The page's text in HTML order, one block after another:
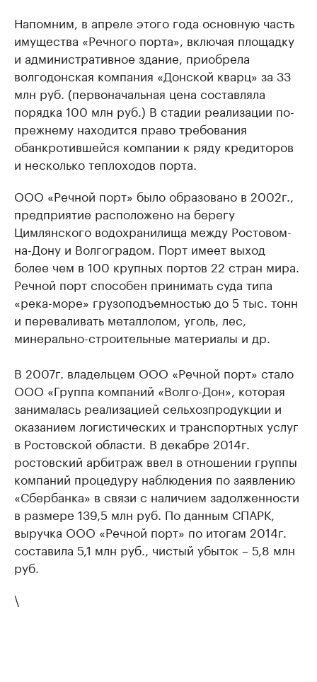
Напомним, в апреле этого года основную часть
имущества «Речного порта», включая площадку
и административное здание, приобрела
волгодонская компания «Донской кварц» за 33
млн руб. (первоначальная цена составляла
порядка 100 млн руб.) В стадии реализации по-
прежнему находится право требования
обанкротившейся компании к ряду кредиторов
и несколько теплоходов порта.
ООО «Речной порт» было образовано в 2002г.,
предприятие расположено на берегу
Цимлянского водохранилища между Ростовом-
на-Дону и Волгоградом. Порт имеет выход
более чем в 100 крупных портов 22 стран мира.
Речной порт способен принимать суда типа
«река-море» грузоподъемностью до 5 тыс. тонн
и переваливать металлолом, уголь, лес,
минерально-строительные материалы и др.
В 2007г. владельцем ООО «Речной порт» стало
ООО «Группа компаний «Волго-Дон», которая
занималась реализацией сельхозпродукции и
оказанием логистических и транспортных услуг
в Ростовской области. В декабре 2014г.
ростовский арбитраж ввел в отношении группы
компаний процедуру наблюдения по заявлению
«Сбербанка» в связи с наличием задолженности
в размере 139,5 млн руб. По данным СПАРК,
выручка ООО «Речной порт» по итогам 2014г.
составила 5,1 млн руб., чистый убыток – 5,8 млн
руб.
\